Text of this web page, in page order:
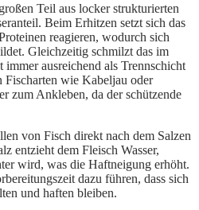
Teil aus locker strukturierten
Beim Erhitzen setzt sich das
reagieren, wodurch sich
Gleichzeitig schmilzt das im
immer ausreichend als Trennschicht
Fischarten wie Kabeljau oder
zum Ankleben, da der schützende
von Fisch direkt nach dem Salzen
entzieht dem Fleisch Wasser,
wird, was die Haftneigung erhöht.
dazu führen, dass sich
und haften bleiben.